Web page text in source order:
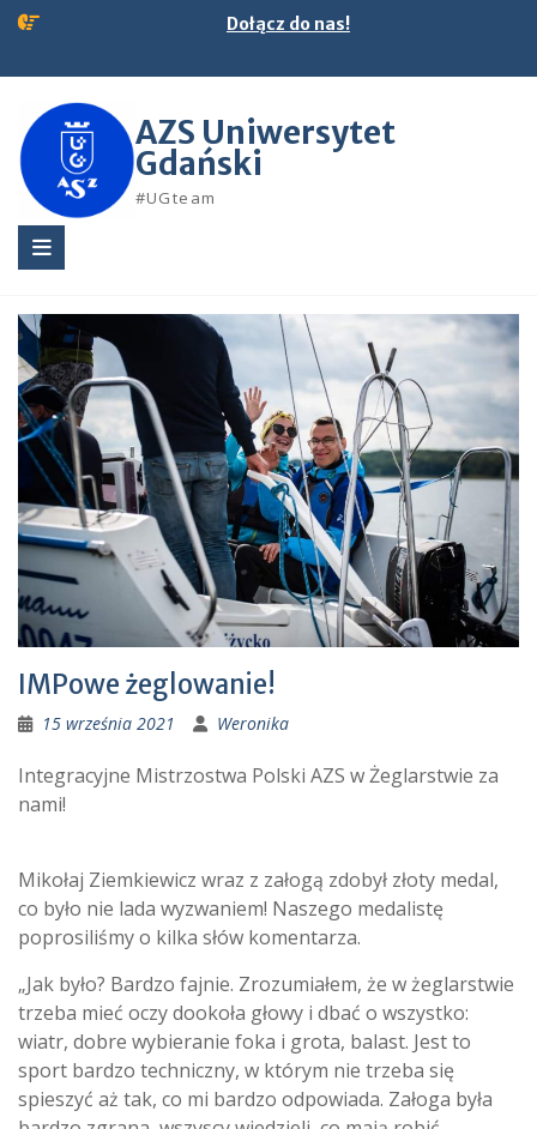
Skip
Dołącz do nas!
AZS Uniwersytet
Gdański
#UGteam
IMPowe żeglowanie!
15 września 2021 Weronika
Integracyjne Mistrzostwa Polski AZS w Żeglarstwie za
nami!
Mikołaj Ziemkiewicz wraz z załogą zdobył złoty medal,
co było nie lada wyzwaniem! Naszego medalistę
poprosiliśmy o kilka słów komentarza.
„Jak było? Bardzo fajnie. Zrozumiałem, że w żeglarstwie
trzeba mieć oczy dookoła głowy i dbać o wszystko:
wiatr, dobre wybieranie foka i grota, balast. Jest to
sport bardzo techniczny, w którym nie trzeba się
spieszyć aż tak, co mi bardzo odpowiada. Załoga była